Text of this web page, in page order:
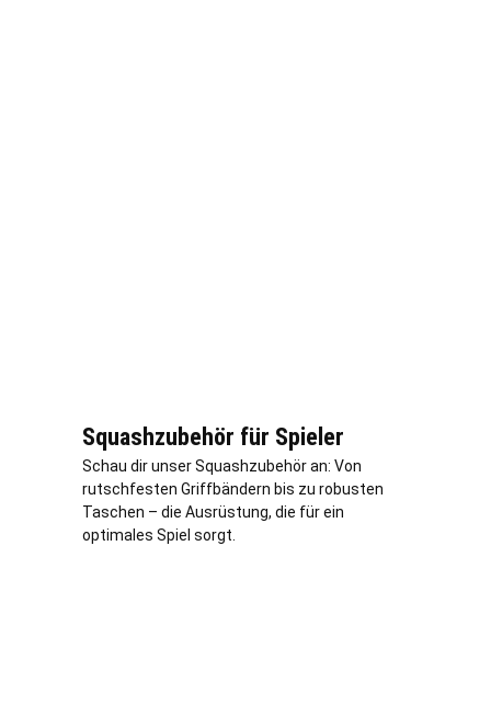
Squashzubehör für Spieler
Schau dir unser Squashzubehör an: Von
rutschfesten Griffbändern bis zu robusten
Taschen – die Ausrüstung, die für ein
optimales Spiel sorgt.